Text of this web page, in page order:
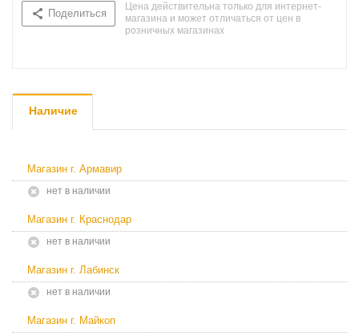
Поделиться
Цена действительна только для интернет-
магазина и может отличаться от цен в
розничных магазинах
Наличие
Магазин г. Армавир
Нет в наличии
Магазин г. Краснодар
Нет в наличии
Магазин г. Лабинск
Нет в наличии
Магазин г. Майкоп